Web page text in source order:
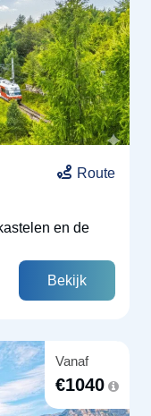
Route
en de
Bekijk
Vanaf
€1040